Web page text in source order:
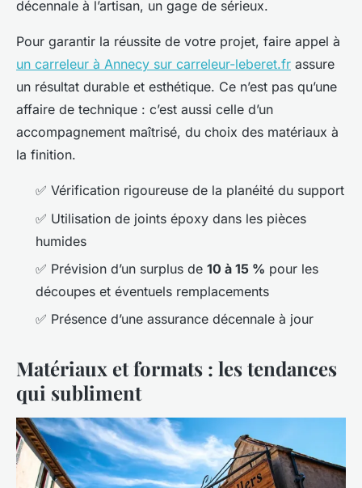
décennale à l’artisan, un gage de sérieux.
Pour garantir la réussite de votre projet, faire appel à
un carreleur à Annecy sur carreleur-leberet.fr assure
un résultat durable et esthétique. Ce n’est pas qu’une
affaire de technique : c’est aussi celle d’un
accompagnement maîtrisé, du choix des matériaux à
la finition.
✅ Vérification rigoureuse de la planéité du support
✅ Utilisation de joints époxy dans les pièces
humides
✅ Prévision d’un surplus de 10 à 15 % pour les
découpes et éventuels remplacements
✅ Présence d’une assurance décennale à jour
Matériaux et formats : les tendances
qui subliment